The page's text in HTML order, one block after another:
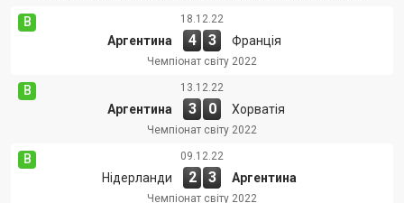
В 18.12.22
Аргентина 4 3 Франція
Чемпіонат світу 2022
В 13.12.22
Аргентина 3 0 Хорватія
Чемпіонат світу 2022
В 09.12.22
Нідерланди 2 3 Аргентина
Чемпіонат світу 2022